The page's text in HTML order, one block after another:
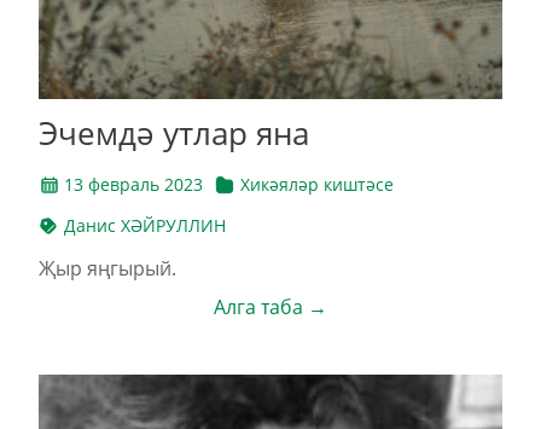
Эчемдә утлар яна
13 февраль 2023
Хикәяләр киштәсе
Данис ХӘЙРУЛЛИН
Җыр яңгырый.
Алга таба →